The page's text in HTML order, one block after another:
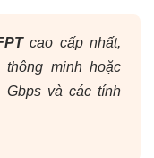
cao cấp nhất,
minh hoặc
Gbps và các tính